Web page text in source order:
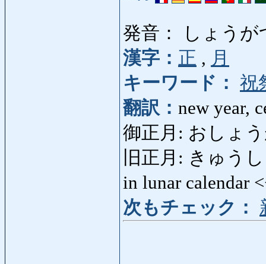
発音： しょうが
漢字： 正 , 月
キーワード： 祝
翻訳： new year,
御正月: おしょ
旧正月: きゅう
in lunar calendar
次もチェック：